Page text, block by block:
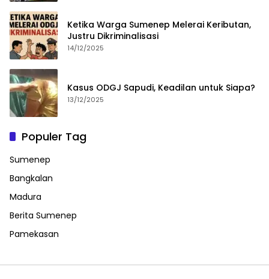
Ketika Warga Sumenep Melerai Keributan,
Justru Dikriminalisasi
14/12/2025
Kasus ODGJ Sapudi, Keadilan untuk Siapa?
13/12/2025
Populer Tag
Sumenep
Bangkalan
Madura
Berita Sumenep
Pamekasan